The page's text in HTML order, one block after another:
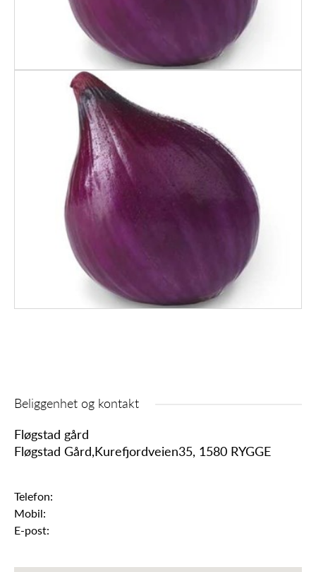
Rødløk Strømpe 2Pk,
Beliggenhet og kontakt
Fløgstad gård
Fløgstad Gård,Kurefjordveien35, 1580 RYGGE
Telefon:
Mobil:
E-post: